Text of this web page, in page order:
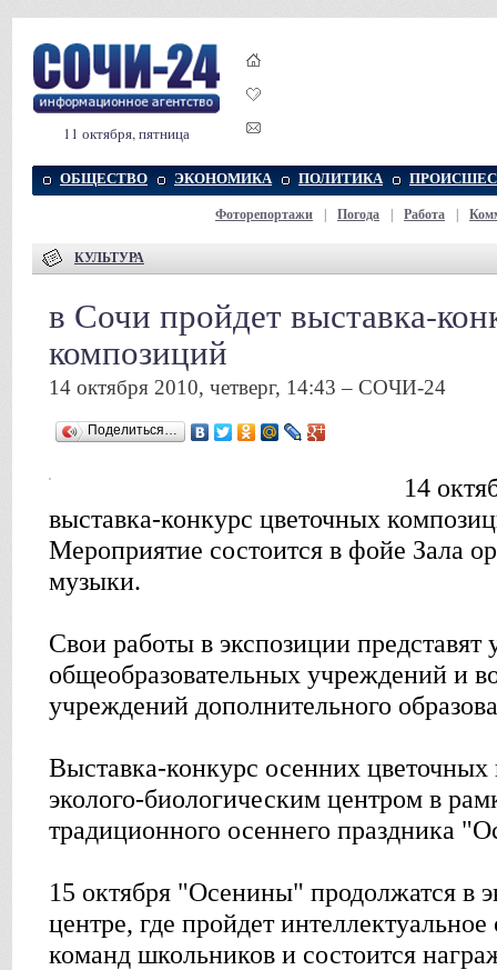
11 октября, пятница
ОБЩЕСТВО ЭКОНОМИКА ПОЛИТИКА
Фоторепортажи Погода Работа
КУЛЬТУРА
в Сочи пройдет выставка-
композиций
14 октября 2010, четверг, 14:43 – СОЧИ-24
Поделиться…
14
выставка-конкурс цветочных
Мероприятие состоится в фойе Зала
музыки.
Свои работы в экспозиции представят
общеобразовательных учреждений и
учреждений дополнительного
Выставка-конкурс осенних
эколого-биологическим центром в
традиционного осеннего праздника
15 октября "Осенины" продолжатся в
центре, где пройдет
команд школьников и состоится